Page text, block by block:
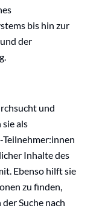
bis hin zur
der
und
als
Inhalte des
Ebenso hilft sie
zu finden,
Suche nach